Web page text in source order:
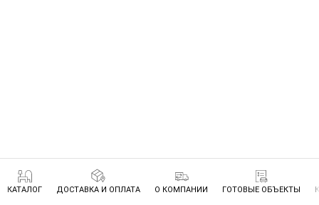
КАТАЛОГ ДОСТАВКА И ОПЛАТА О КОМПАНИИ ГОТОВЫЕ ОБЪЕКТЫ